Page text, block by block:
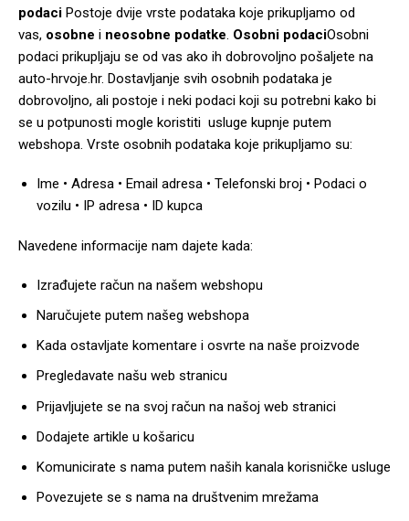
podaci Postoje dvije vrste podataka koje prikupljamo od
vas, osobne i neosobne podatke. Osobni podaciOsobni
podaci prikupljaju se od vas ako ih dobrovoljno pošaljete na
auto-hrvoje.hr. Dostavljanje svih osobnih podataka je
dobrovoljno, ali postoje i neki podaci koji su potrebni kako bi
se u potpunosti mogle koristiti usluge kupnje putem
webshopa. Vrste osobnih podataka koje prikupljamo su:
Ime • Adresa • Email adresa • Telefonski broj • Podaci o
vozilu • IP adresa • ID kupca
Navedene informacije nam dajete kada:
Izrađujete račun na našem webshopu
Naručujete putem našeg webshopa
Kada ostavljate komentare i osvrte na naše proizvode
Pregledavate našu web stranicu
Prijavljujete se na svoj račun na našoj web stranici
Dodajete artikle u košaricu
Komunicirate s nama putem naših kanala korisničke usluge
Povezujete se s nama na društvenim mrežama